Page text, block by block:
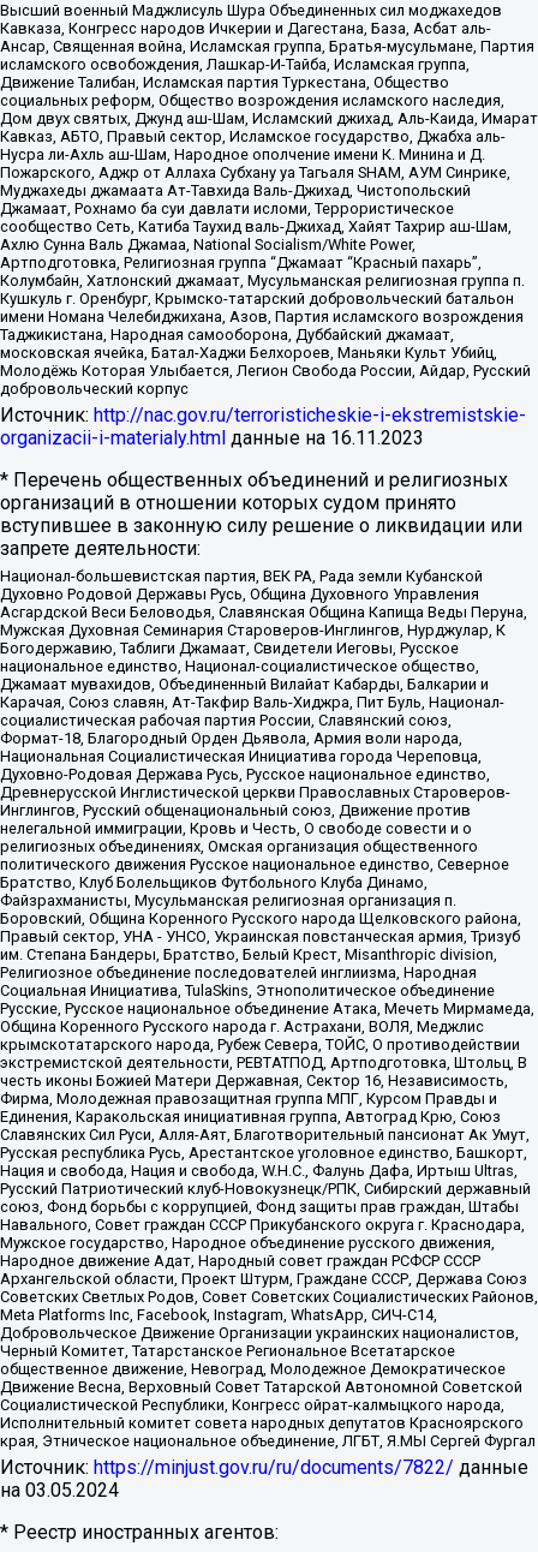
Высший военный Маджлисуль Шура Объединенных сил моджахедов
Кавказа, Конгресс народов Ичкерии и Дагестана, База, Асбат аль-
Ансар, Священная война, Исламская группа, Братья-мусульмане, Партия
исламского освобождения, Лашкар-И-Тайба, Исламская группа,
Движение Талибан, Исламская партия Туркестана, Общество
социальных реформ, Общество возрождения исламского наследия,
Дом двух святых, Джунд аш-Шам, Исламский джихад, Аль-Каида, Имарат
Кавказ, АБТО, Правый сектор, Исламское государство, Джабха аль-
Нусра ли-Ахль аш-Шам, Народное ополчение имени К. Минина и Д.
Пожарского, Аджр от Аллаха Субхану уа Тагьаля SHAM, АУМ Синрике,
Муджахеды джамаата Ат-Тавхида Валь-Джихад, Чистопольский
Джамаат, Рохнамо ба суи давлати исломи, Террористическое
сообщество Сеть, Катиба Таухид валь-Джихад, Хайят Тахрир аш-Шам,
Ахлю Сунна Валь Джамаа, National Socialism/White Power,
Артподготовка, Религиозная группа “Джамаат “Красный пахарь”,
Колумбайн, Хатлонский джамаат, Мусульманская религиозная группа п.
Кушкуль г. Оренбург, Крымско-татарский добровольческий батальон
имени Номана Челебиджихана, Азов, Партия исламского возрождения
Таджикистана, Народная самооборона, Дуббайский джамаат,
московская ячейка, Батал-Хаджи Белхороев, Маньяки Культ Убийц,
Молодёжь Которая Улыбается, Легион Свобода России, Айдар, Русский
добровольческий корпус
Источник: http://nac.gov.ru/terroristicheskie-i-ekstremistskie-
organizacii-i-materialy.html данные на 16.11.2023
* Перечень общественных объединений и религиозных
организаций в отношении которых судом принято
вступившее в законную силу решение о ликвидации или
запрете деятельности:
Национал-большевистская партия, ВЕК РА, Рада земли Кубанской
Духовно Родовой Державы Русь, Община Духовного Управления
Асгардской Веси Беловодья, Славянская Община Капища Веды Перуна,
Мужская Духовная Семинария Староверов-Инглингов, Нурджулар, К
Богодержавию, Таблиги Джамаат, Свидетели Иеговы, Русское
национальное единство, Национал-социалистическое общество,
Джамаат мувахидов, Объединенный Вилайат Кабарды, Балкарии и
Карачая, Союз славян, Ат-Такфир Валь-Хиджра, Пит Буль, Национал-
социалистическая рабочая партия России, Славянский союз,
Формат-18, Благородный Орден Дьявола, Армия воли народа,
Национальная Социалистическая Инициатива города Череповца,
Духовно-Родовая Держава Русь, Русское национальное единство,
Древнерусской Инглистической церкви Православных Староверов-
Инглингов, Русский общенациональный союз, Движение против
нелегальной иммиграции, Кровь и Честь, О свободе совести и о
религиозных объединениях, Омская организация общественного
политического движения Русское национальное единство, Северное
Братство, Клуб Болельщиков Футбольного Клуба Динамо,
Файзрахманисты, Мусульманская религиозная организация п.
Боровский, Община Коренного Русского народа Щелковского района,
Правый сектор, УНА - УНСО, Украинская повстанческая армия, Тризуб
им. Степана Бандеры, Братство, Белый Крест, Misanthropic division,
Религиозное объединение последователей инглиизма, Народная
Социальная Инициатива, TulaSkins, Этнополитическое объединение
Русские, Русское национальное объединение Атака, Мечеть Мирмамеда,
Община Коренного Русского народа г. Астрахани, ВОЛЯ, Меджлис
крымскотатарского народа, Рубеж Севера, ТОЙС, О противодействии
экстремистской деятельности, РЕВТАТПОД, Артподготовка, Штольц, В
честь иконы Божией Матери Державная, Сектор 16, Независимость,
Фирма, Молодежная правозащитная группа МПГ, Курсом Правды и
Единения, Каракольская инициативная группа, Автоград Крю, Союз
Славянских Сил Руси, Алля-Аят, Благотворительный пансионат Ак Умут,
Русская республика Русь, Арестантское уголовное единство, Башкорт,
Нация и свобода, Нация и свобода, W.H.С., Фалунь Дафа, Иртыш Ultras,
Русский Патриотический клуб-Новокузнецк/РПК, Сибирский державный
союз, Фонд борьбы с коррупцией, Фонд защиты прав граждан, Штабы
Навального, Совет граждан СССР Прикубанского округа г. Краснодара,
Мужское государство, Народное объединение русского движения,
Народное движение Адат, Народный совет граждан РСФСР СССР
Архангельской области, Проект Штурм, Граждане СССР, Держава Союз
Советских Светлых Родов, Совет Советских Социалистических Районов,
Meta Platforms Inc, Facebook, Instagram, WhatsApp, СИЧ-С14,
Добровольческое Движение Организации украинских националистов,
Черный Комитет, Татарстанское Региональное Всетатарское
общественное движение, Невоград, Молодежное Демократическое
Движение Весна, Верховный Совет Татарской Автономной Советской
Социалистической Республики, Конгресс ойрат-калмыцкого народа,
Исполнительный комитет совета народных депутатов Красноярского
края, Этническое национальное объединение, ЛГБТ, Я.МЫ Сергей Фургал
Источник: https://minjust.gov.ru/ru/documents/7822/ данные
на 03.05.2024
* Реестр иностранных агентов: